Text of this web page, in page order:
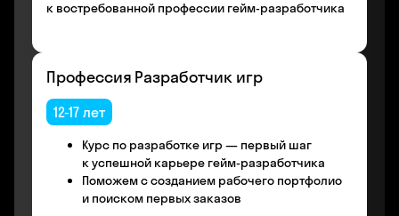
к востребованной профессии гейм-разработчика
Профессия Разработчик игр
12-17 лет
Курс по разработке игр — первый шаг
к успешной карьере гейм-разработчика
Поможем с созданием рабочего портфолио
и поиском первых заказов